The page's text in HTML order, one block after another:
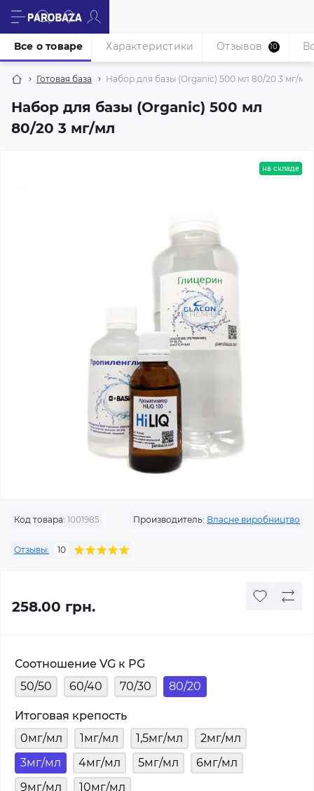
Готовая база Набор для базы (Organic) 500 мл 80/20 3 мг/мл
Набор для базы (Organic) 500 мл
80/20 3 мг/мл
Все о товаре Характеристики Отзывов 10
на складе
Код товара: 1001985 Производитель: Власне виробництво
Отзывы: 10
258.00 грн.
Соотношение VG к PG
50/50
60/40 70/30 80/20
Итоговая крепость
0мг/мл
1мг/мл 1,5мг/мл
2мг/мл
3мг/мл
4мг/мл 5мг/мл
6мг/мл
9мг/мл
10мг/мл